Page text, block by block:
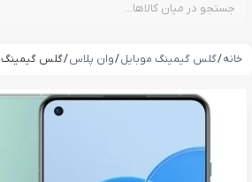
خانه/گلس گیمینگ موبایل/وان پلاس/ گلس گیمینگ OnePlus RT برند SunShine